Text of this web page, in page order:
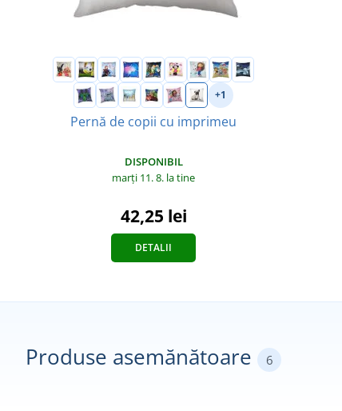
+1
Pernă de copii cu imprimeu
DISPONIBIL
marți 11. 8. la tine
42,25 lei
DETALII
Produse asemănătoare 6